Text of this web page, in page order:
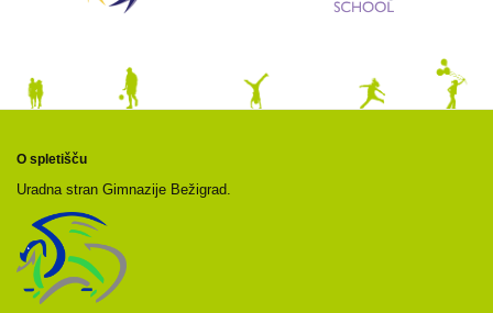
O spletišču
Uradna stran Gimnazije Bežigrad.